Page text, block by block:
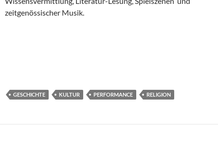
zeitgenössischer Musik.
GESCHICHTE KULTUR PERFORMANCE RELIGION